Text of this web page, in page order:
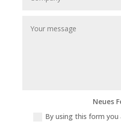
Neues
By using this form